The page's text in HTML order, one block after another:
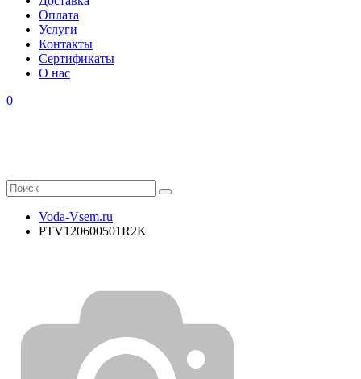
Оплата
Услуги
Контакты
Cертификаты
О нас
0
Voda-Vsem.ru
PTV120600501R2K